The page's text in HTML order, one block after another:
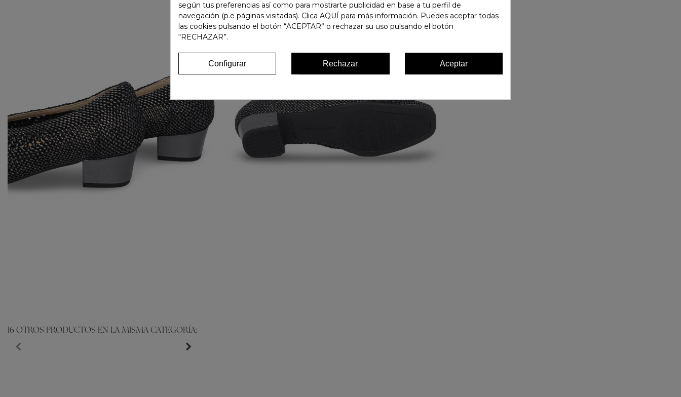
16 OTROS PRODUCTOS EN LA MISMA CATEGORÍA:
según tus preferencias así como para mostrarte publicidad en base a tu perfil de
navegación (p.e páginas visitadas). Clica AQUÍ para más información. Puedes aceptar todas
las cookies pulsando el botón “ACEPTAR” o rechazar su uso pulsando el botón
“RECHAZAR”.
Configurar Rechazar Aceptar